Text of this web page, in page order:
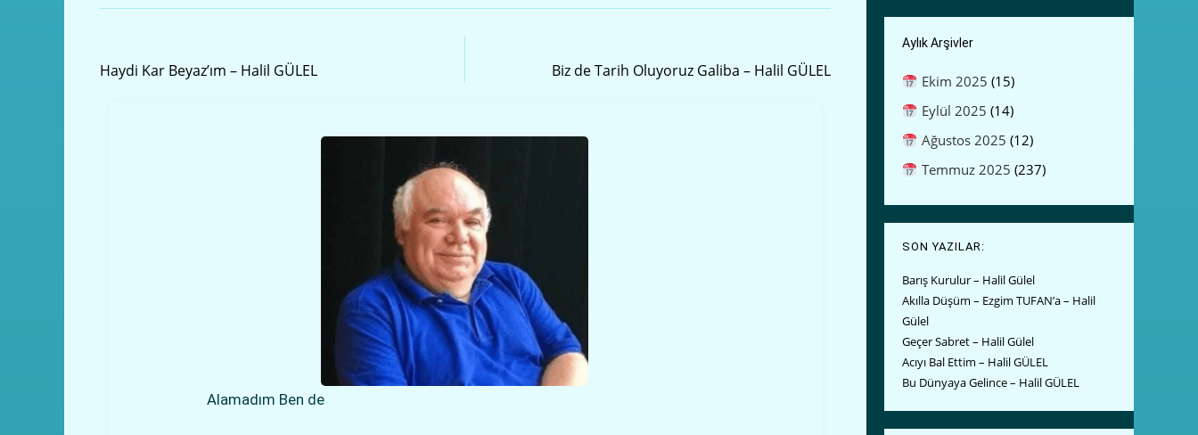
Haydi Kar Beyaz’ım – Halil GÜLEL Biz de Tarih Oluyoruz Galiba – Halil GÜLEL
Alamadım Ben de
Aylık Arşivler
Ekim 2025 (15)
Eylül 2025 (14)
Ağustos 2025 (12)
Temmuz 2025 (237)
SON YAZILAR:
Barış Kurulur – Halil Gülel
Akılla Düşüm – Ezgim TUFAN’a – Halil
Gülel
Geçer Sabret – Halil Gülel
Acıyı Bal Ettim – Halil GÜLEL
Bu Dünyaya Gelince – Halil GÜLEL